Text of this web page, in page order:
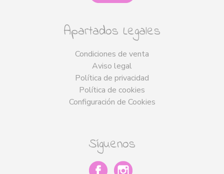
Apartados Legales
Condiciones de venta
Aviso legal
Política de privacidad
Política de cookies
Configuración de Cookies
Síguenos